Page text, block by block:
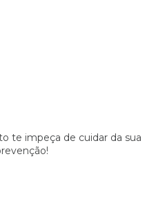
te impeça de cuidar da sua